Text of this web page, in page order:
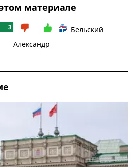
материале
3
Бельский
Александр